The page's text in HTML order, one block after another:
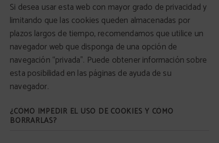
Si desea usar esta web con mayor grado de privacidad y
limitando que las cookies queden almacenadas por
plazos largos de tiempo, recomendamos que utilice un
navegador web que disponga de una opción de
navegación “privada”. Puede obtener información sobre
esta posibilidad en las páginas de ayuda de su
navegador.
¿CÓMO IMPEDIR EL USO DE COOKIES Y CÓMO
BORRARLAS?